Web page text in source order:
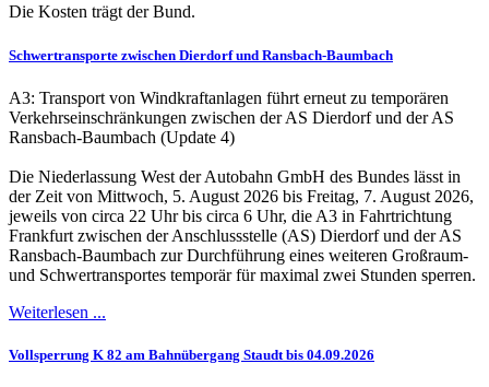
Die Kosten trägt der Bund.
Schwertransporte zwischen Dierdorf und Ransbach-Baumbach
A3: Transport von Windkraftanlagen führt erneut zu temporären
Verkehrseinschränkungen zwischen der AS Dierdorf und der AS
Ransbach-Baumbach (Update 4)
Die Niederlassung West der Autobahn GmbH des Bundes lässt in
der Zeit von Mittwoch, 5. August 2026 bis Freitag, 7. August 2026,
jeweils von circa 22 Uhr bis circa 6 Uhr, die A3 in Fahrtrichtung
Frankfurt zwischen der Anschlussstelle (AS) Dierdorf und der AS
Ransbach-Baumbach zur Durchführung eines weiteren Großraum-
und Schwertransportes temporär für maximal zwei Stunden sperren.
Weiterlesen ...
Vollsperrung K 82 am Bahnübergang Staudt bis 04.09.2026